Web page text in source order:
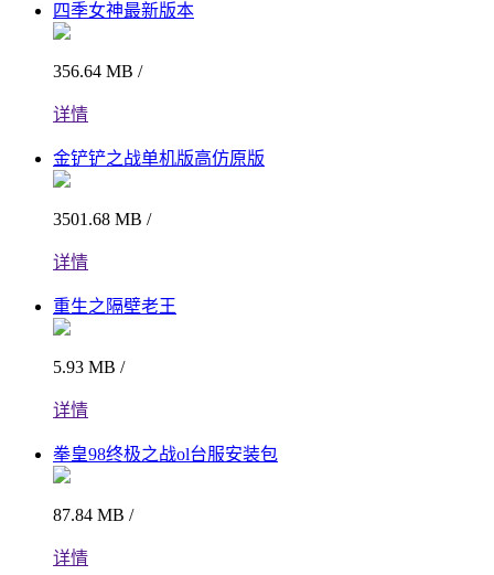
四季女神最新版本
356.64 MB /
详情
金铲铲之战单机版高仿原版
3501.68 MB /
详情
重生之隔壁老王
5.93 MB /
详情
拳皇98终极之战ol台服安装包
87.84 MB /
详情